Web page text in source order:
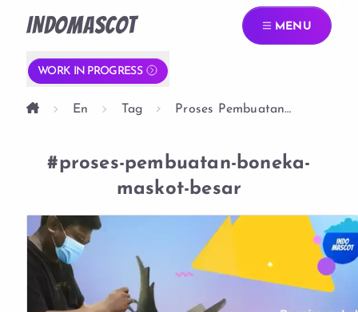
INDOMASCOT MENU
WORK IN PROGRESS
En Tag
Proses Pembuatan
#proses-pembuatan-boneka-
maskot-besar